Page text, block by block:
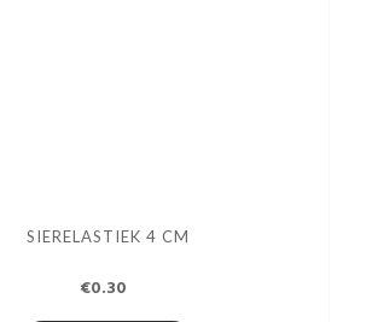
SIERELASTIEK 4 CM
€0.30